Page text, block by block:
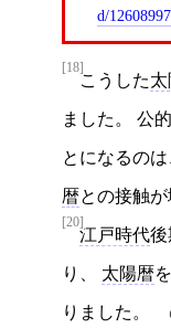
d/
[18]
こうした
ました。 公
とになるの
暦との接触が
[20]
江戸時代後
り、 太陽暦
りました。